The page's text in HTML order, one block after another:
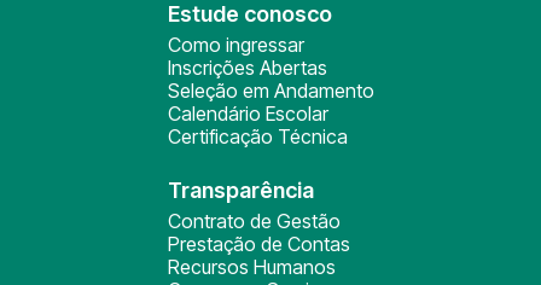
Estude conosco
Como ingressar
Inscrições Abertas
Seleção em Andamento
Calendário Escolar
Certificação Técnica
Transparência
Contrato de Gestão
Prestação de Contas
Recursos Humanos